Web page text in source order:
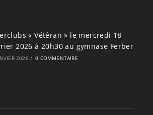
« Vétéran » le mercredi 18
2026 à 20h30 au gymnase Ferber
2026 / 0 COMMENTAIRE